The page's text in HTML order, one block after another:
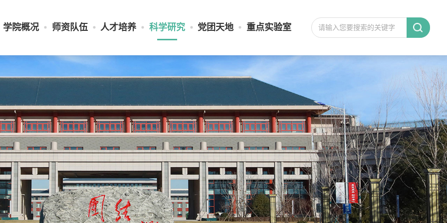
学院概况 师资队伍 人才培养 科学研究 党团天地 重点实验室